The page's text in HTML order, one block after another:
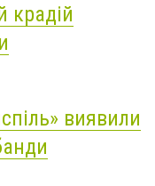
крадій
виявили